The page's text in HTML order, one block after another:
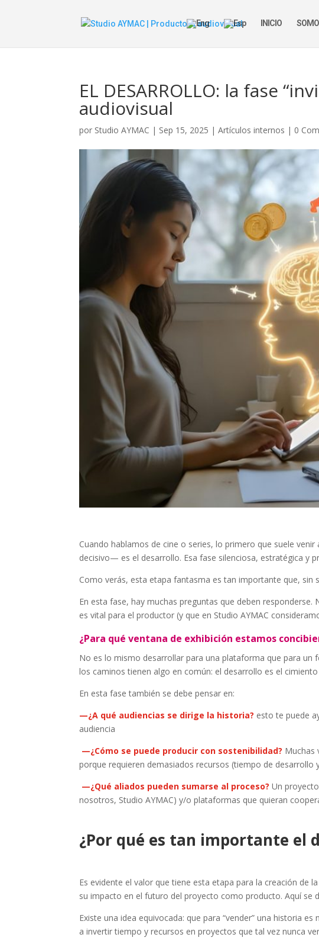
INICIO
EL DESARROLLO: la fase
audiovisual
por Studio AYMAC | Sep 15, 2025 |Artículos internos | 0
Cuando hablamos de cine o series, lo primero que suele
decisivo— es el desarrollo. Esa fase silenciosa, estratégica y
Como verás, esta etapa fantasma es tan importante que,
En esta fase, hay muchas preguntas que deben
es vital para el productor (y que en Studio AYMAC
¿Para qué ventana de exhibición estamos
No es lo mismo desarrollar para una plataforma que para
los caminos tienen algo en común: el desarrollo es el
En esta fase también se debe pensar en:
—¿A qué audiencias se dirige la historia? esto te puede
audiencia
—¿Cómo se puede producir con sostenibilidad? Muchas
porque requieren demasiados recursos (tiempo de desarrollo
—¿Qué aliados pueden sumarse al proceso? Un
nosotros, Studio AYMAC) y/o plataformas que quieran
¿Por qué es tan importante el
Es evidente el valor que tiene esta etapa para la creación de
su impacto en el futuro del proyecto como producto. Aquí se
Existe una idea equivocada: que para “vender” una historia
a invertir tiempo y recursos en proyectos que tal vez nunca